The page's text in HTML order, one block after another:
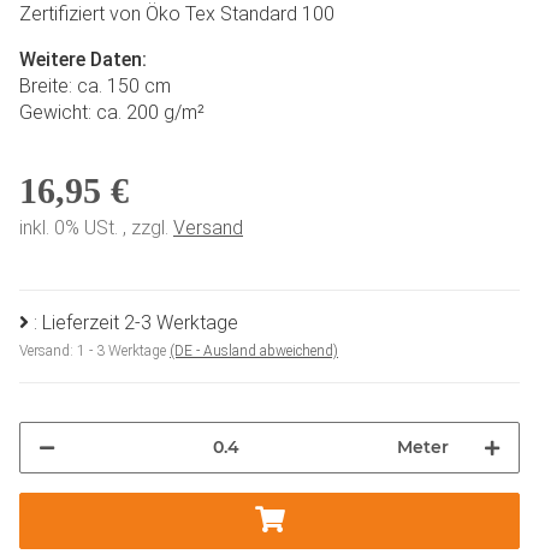
Zertifiziert von Öko Tex Standard 100
Weitere Daten:
Breite: ca. 150 cm
Gewicht: ca. 200 g/m²
16,95 €
inkl. 0% USt. , zzgl. Versand
: Lieferzeit 2-3 Werktage
Versand: 1 - 3 Werktage (DE - Ausland abweichend)
Meter